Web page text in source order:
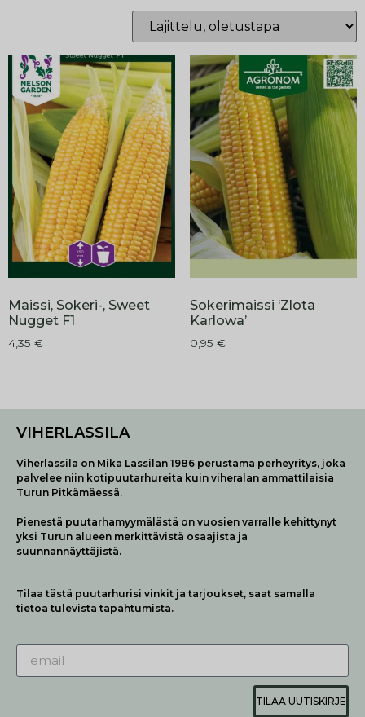
Maissi, Sokeri-, Sweet
Nugget F1
4,35 €
Sokerimaissi ‘Zlota
Karlowa’
0,95 €
VIHERLASSILA
Viherlassila on Mika Lassilan 1986 perustama perheyritys, joka
palvelee niin kotipuutarhureita kuin viheralan ammattilaisia
Turun Pitkämäessä.
Pienestä puutarhamyymälästä on vuosien varralle kehittynyt
yksi Turun alueen merkittävistä osaajista ja
suunnannäyttäjistä.
Tilaa tästä puutarhurisi vinkit ja tarjoukset, saat samalla
tietoa tulevista tapahtumista.
TILAA UUTISKIRJE